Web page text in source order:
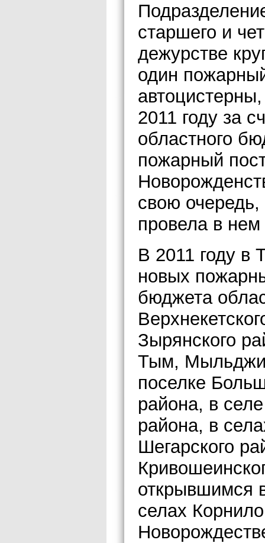
старшего и
дежурстве
один
2011 году за
областного
пожарный
свою
провела в нем
В 2011 году в
новых
бюджета
Зырянского
Тым,
поселке
района, в
района, в
Шегарского
открывшимся
селах